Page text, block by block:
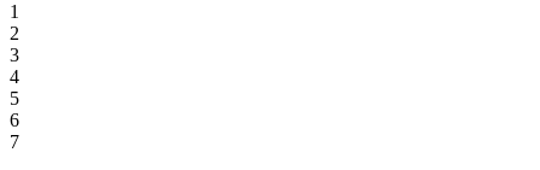
1
2
3
4
5
6
7